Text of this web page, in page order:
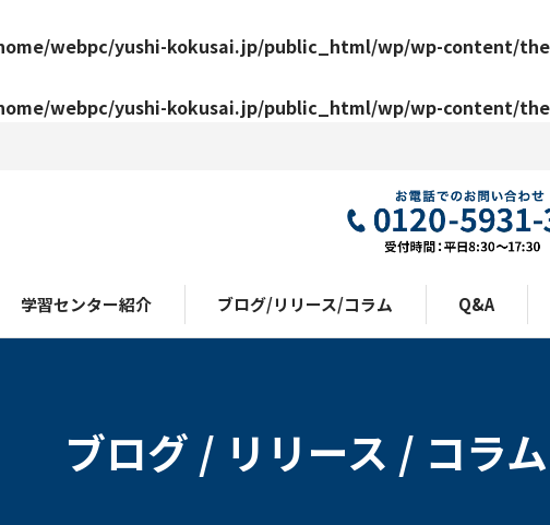
webpc/yushi-kokusai.jp/public_html/wp/wp-content/
webpc/yushi-kokusai.jp/public_html/wp/wp-content/
学習センター紹介 ブログ/リリース/コラム Q&A
ブログ / リリース / コラム